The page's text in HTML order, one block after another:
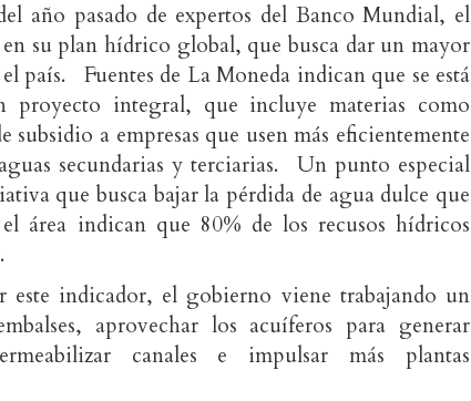
año pasado de expertos del Banco Mundial, el
su plan hídrico global, que busca dar un mayor
país. Fuentes de La Moneda indican que se está
proyecto integral, que incluye materias como
subsidio a empresas que usen más eficientemente
secundarias y terciarias. Un punto especial
que busca bajar la pérdida de agua dulce que
área indican que 80% de los recusos hídricos
indicador, el gobierno viene trabajando un
aprovechar los acuíferos para generar
canales e impulsar más plantas